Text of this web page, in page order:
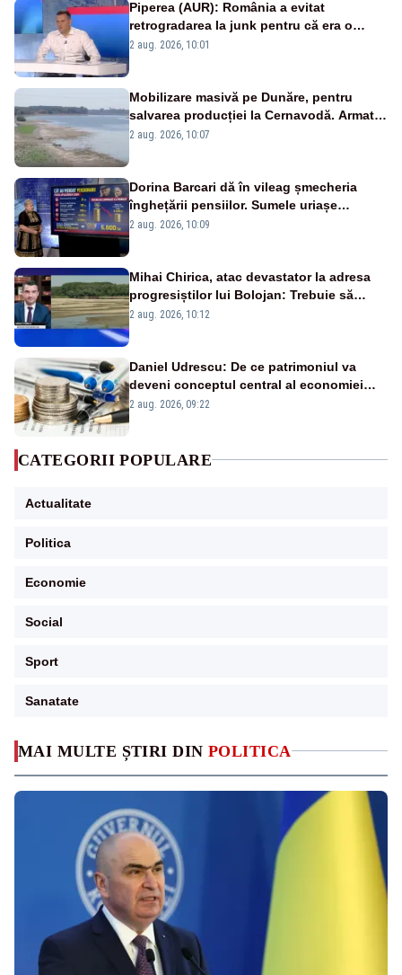
MAI MULTE ȘTIRI DIN POLITICA
Piperea (AUR): România a evitat
retrogradarea la junk pentru că era o
catastrofă pentru bănci și fondurile de
2 aug. 2026, 10:01
Mobilizare masivă pe Dunăre, pentru
salvarea producției la Cernavodă. Armata
va detona o stâncă și va devia apa
2 aug. 2026, 10:07
Dorina Barcari dă în vileag șmecheria
înghețării pensiilor. Sumele uriașe
pierdute de fiecare român
2 aug. 2026, 10:09
Mihai Chirica, atac devastator la adresa
progresiștilor lui Bolojan: Trebuie să
protejăm și natura, dar nu șținem omaneii
2 aug. 2026, 10:12
Daniel Udrescu: De ce patrimoniul va
deveni conceptul central al economiei
viitoare?
2 aug. 2026, 09:22
CATEGORII POPULARE
Actualitate
Politica
Economie
Social
Sport
Sanatate